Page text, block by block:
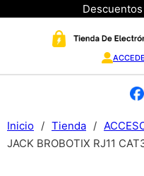
Inicio / Tienda /
JACK BROBOTIX RJ11